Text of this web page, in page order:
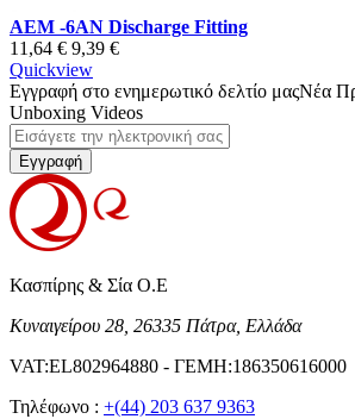
AEM -6AN Discharge Fitting
11,64 € 9,39 €
Quickview
Εγγραφή στο ενημερωτικό δελτίο μαςΝέα
Unboxing Videos
Εγγραφή
Κασπίρης & Σία Ο.Ε
Κυναιγείρου 28, 26335 Πάτρα, Ελλάδα
VAT:EL802964880 - ΓΕΜΗ:186350616000
Τηλέφωνο : +(44) 203 637 9363